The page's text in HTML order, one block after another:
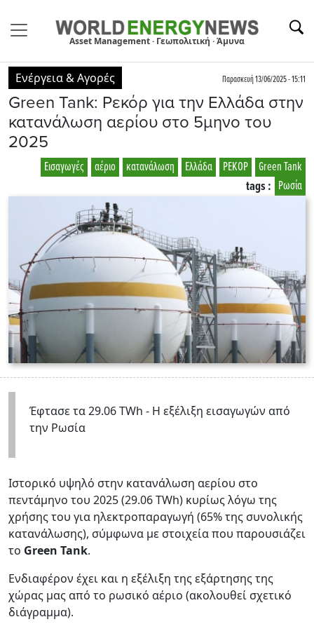
Asset Management · Γεωπολιτική · Άμυνα
Ενέργεια & Αγορές Παρασκευή 13/06/2025 - 15:11
Green Tank: Ρεκόρ για την Ελλάδα στην
κατανάλωση αερίου στο 5μηνο του
2025
Green Tank
ΡΕΚΟΡ
Ελλάδα
κατανάλωση
αέριο
Εισαγωγές
Ρωσία
tags :
Έφτασε τα 29.06 TWh - Η εξέλιξη εισαγωγών από
την Ρωσία
Ιστορικό υψηλό στην κατανάλωση αερίου στο
πεντάμηνο του 2025 (29.06 TWh) κυρίως λόγω της
χρήσης του για ηλεκτροπαραγωγή (65% της συνολικής
κατανάλωσης), σύμφωνα με στοιχεία που παρουσιάζει
το Green Tank.
Ενδιαφέρον έχει και η εξέλιξη της εξάρτησης της
χώρας μας από το ρωσικό αέριο (ακολουθεί σχετικό
διάγραμμα).